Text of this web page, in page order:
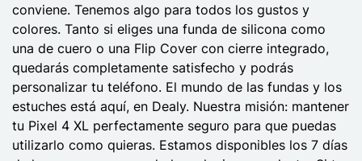
conviene. Tenemos algo para todos los gustos y
colores. Tanto si eliges una funda de silicona como
una de cuero o una Flip Cover con cierre integrado,
quedarás completamente satisfecho y podrás
personalizar tu teléfono. El mundo de las fundas y los
estuches está aquí, en Dealy. Nuestra misión: mantener
tu Pixel 4 XL perfectamente seguro para que puedas
utilizarlo como quieras. Estamos disponibles los 7 días